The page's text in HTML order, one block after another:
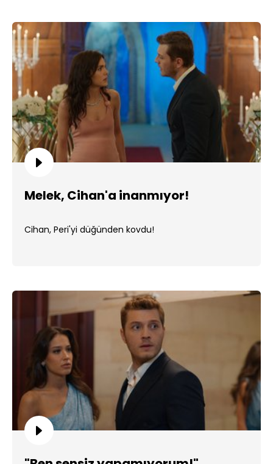
Melek, Cihan'a inanmıyor!
Cihan, Peri'yi düğünden kovdu!